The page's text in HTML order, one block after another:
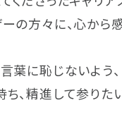
の方々に、心から
葉に恥じないよう
、精進して参りた